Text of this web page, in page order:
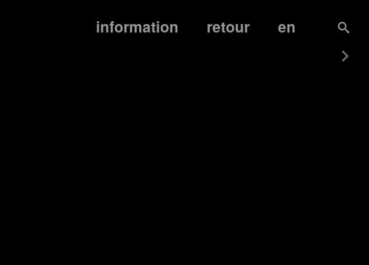
information retour en